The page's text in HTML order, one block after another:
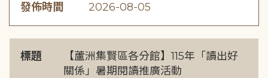
發佈時間 2026-08-05
標題
【蘆洲集賢區各分館】115年「讀出好
關係」暑期閱讀推廣活動